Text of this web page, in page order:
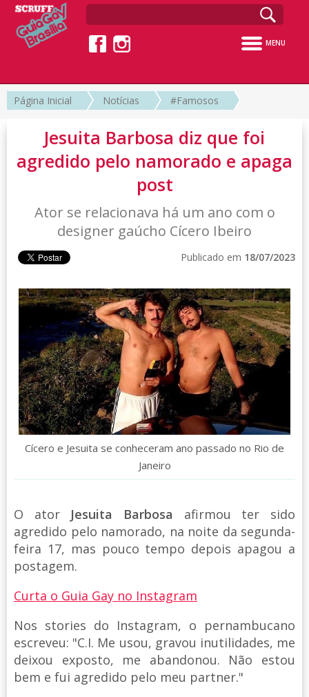
MENU
Página Inicial Notícias #Famosos
Jesuita Barbosa diz que foi
agredido pelo namorado e apaga
post
Ator se relacionava há um ano com o
designer gaúcho Cícero Ibeiro
Publicado em 18/07/2023
Cícero e Jesuita se conheceram ano passado no Rio de
Janeiro
O ator Jesuita Barbosa afirmou ter sido
agredido pelo namorado, na noite da segunda-
feira 17, mas pouco tempo depois apagou a
postagem.
Curta o Guia Gay no Instagram
Nos stories do Instagram, o pernambucano
escreveu: "C.I. Me usou, gravou inutilidades, me
deixou exposto, me abandonou. Não estou
bem e fui agredido pelo meu partner."